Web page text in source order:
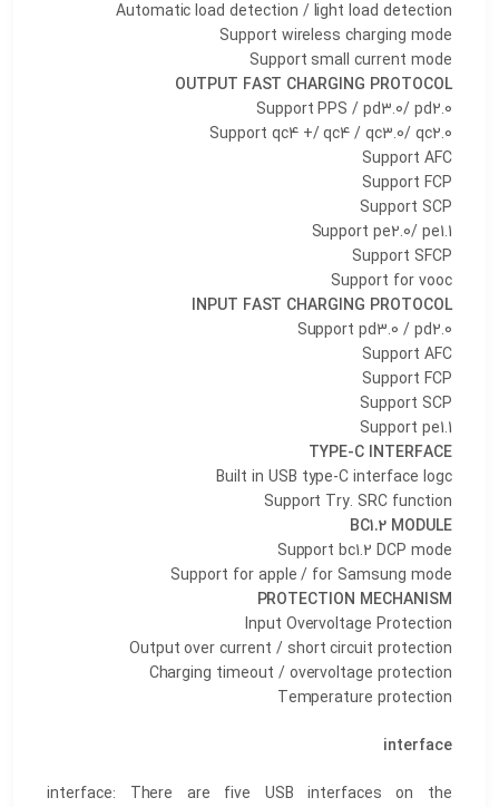
Automatic load detection / light load detection
Support wireless charging mode
Support small current mode
OUTPUT FAST CHARGING PROTOCOL
Support PPS / pd3.0/ pd2.0
Support qc4 +/ qc4 / qc3.0/ qc2.0
Support AFC
Support FCP
Support SCP
Support pe2.0/ pe1.1
Support SFCP
Support for vooc
INPUT FAST CHARGING PROTOCOL
Support pd3.0 / pd2.0
Support AFC
Support FCP
Support SCP
Support pe1.1
TYPE-C INTERFACE
Built in USB type-C interface logc
Support Try. SRC function
BC1.2 MODULE
Support bc1.2 DCP mode
Support for apple / for Samsung mode
PROTECTION MECHANISM
Input Overvoltage Protection
Output over current / short circuit protection
Charging timeout / overvoltage protection
Temperature protection
interface
interface: There are five USB interfaces on the